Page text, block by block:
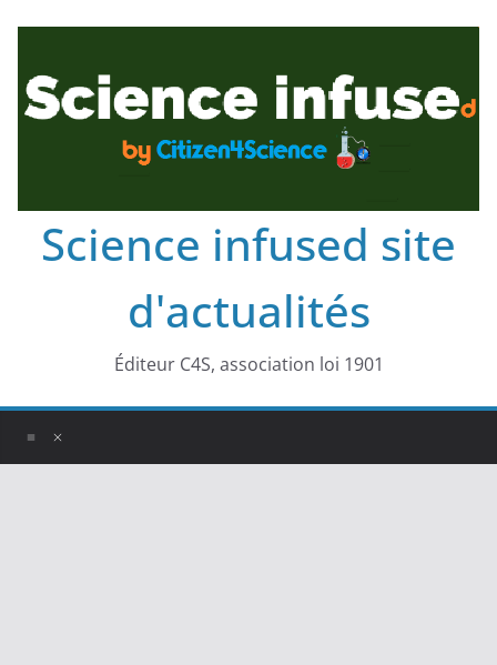
Science infused site
d'actualités
Éditeur C4S, association loi 1901